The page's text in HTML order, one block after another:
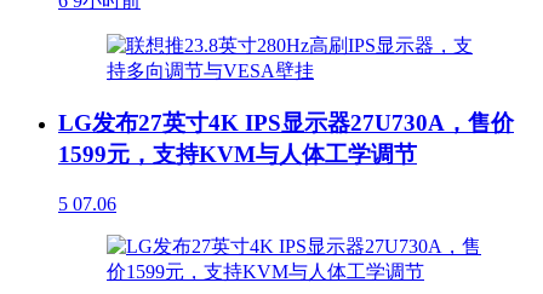
LG发布27英寸4K IPS显示器27U730A，售价
1599元，支持KVM与人体工学调节
5 07.06